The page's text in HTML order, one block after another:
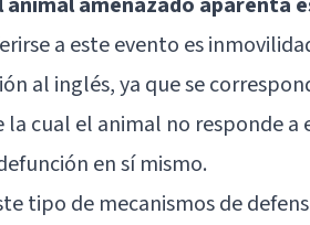
a este evento es
al inglés, ya que se
cual el animal no responde a
en sí mismo.
tipo de mecanismos de